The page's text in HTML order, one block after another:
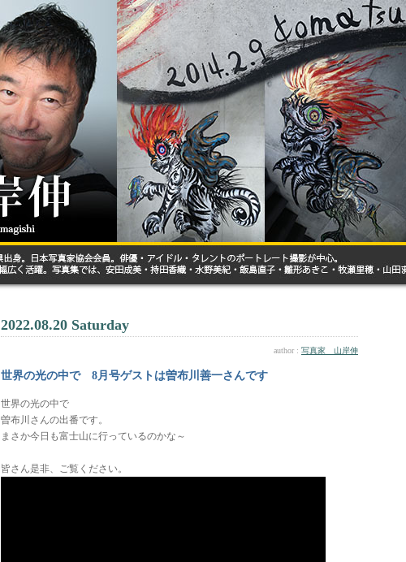
2022.08.20 Saturday
author : 写真家 山岸伸
世界の光の中で 8月号ゲストは曽布川善一さんです
世界の光の中で
曽布川さんの出番です。
まさか今日も富士山に行っているのかな～
皆さん是非、ご覧ください。